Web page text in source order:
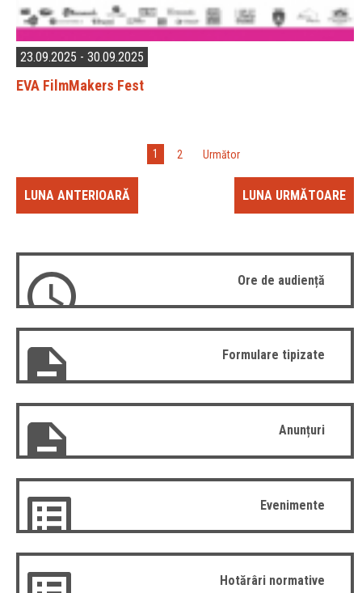
23.09.2025 - 30.09.2025
EVA FilmMakers Fest
1 2 Următor
LUNA ANTERIOARĂ LUNA URMĂTOARE
Ore de audiență
Formulare tipizate
Anunțuri
Evenimente
Hotărâri normative